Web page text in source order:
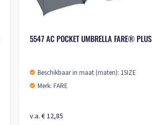
5547 AC POCKET UMBRELLA FARE® PLUS
Beschikbaar in maat (maten): 1SIZE
Merk: FARE
v.a. € 12,85